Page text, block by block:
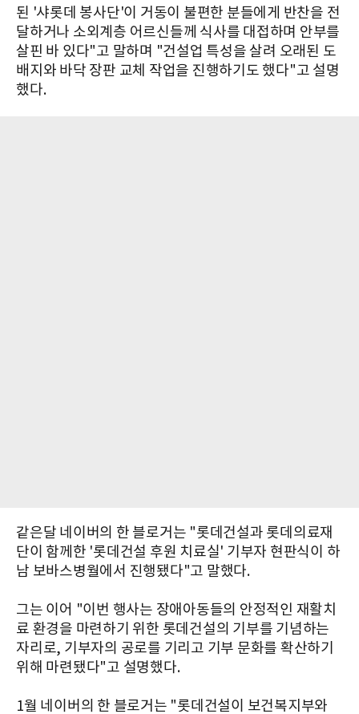
된 '샤롯데 봉사단'이 거동이 불편한 분들에게 반찬을 전
달하거나 소외계층 어르신들께 식사를 대접하며 안부를
살핀 바 있다"고 말하며 "건설업 특성을 살려 오래된 도
배지와 바닥 장판 교체 작업을 진행하기도 했다"고 설명
했다.
같은달 네이버의 한 블로거는 "롯데건설과 롯데의료재
단이 함께한 '롯데건설 후원 치료실' 기부자 현판식이 하
남 보바스병월에서 진행됐다"고 말했다.
그는 이어 "이번 행사는 장애아동들의 안정적인 재활치
료 환경을 마련하기 위한 롯데건설의 기부를 기념하는
자리로, 기부자의 공로를 기리고 기부 문화를 확산하기
위해 마련됐다"고 설명했다.
1월 네이버의 한 블로거는 "롯데건설이 보건복지부와